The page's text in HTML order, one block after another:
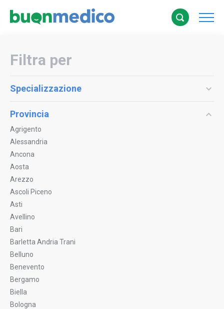
Filtra per
Specializzazione
Provincia
Agrigento
Alessandria
Ancona
Aosta
Arezzo
Ascoli Piceno
Asti
Avellino
Bari
Barletta Andria Trani
Belluno
Benevento
Bergamo
Biella
Bologna